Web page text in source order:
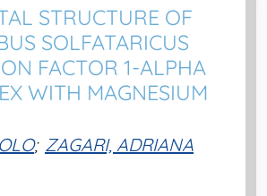
STRUCTURE OF
SOLFATARICUS
FACTOR 1-ALPHA
WITH MAGNESIUM
; ZAGARI, ADRIANA